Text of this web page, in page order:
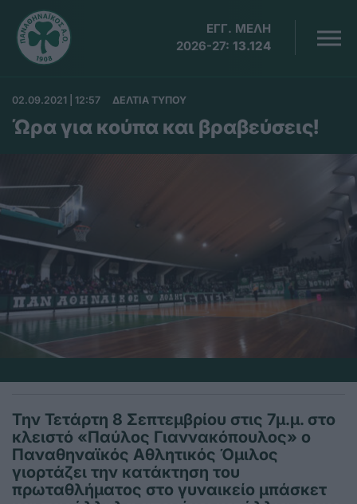
ΕΓΓ. ΜΕΛΗ
2026-27: 13.124
02.09.2021 | 12:57 ΔΕΛΤΙΑ ΤΥΠΟΥ
Ώρα για κούπα και βραβεύσεις!
Την Τετάρτη 8 Σεπτεμβρίου στις 7μ.μ. στο
κλειστό «Παύλος Γιαννακόπουλος» ο
Παναθηναϊκός Αθλητικός Όμιλος
γιορτάζει την κατάκτηση του
πρωταθλήματος στο γυναικείο μπάσκετ